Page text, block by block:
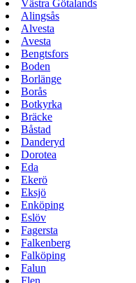
Västra Götalands
Alingsås
Alvesta
Avesta
Bengtsfors
Boden
Borlänge
Borås
Botkyrka
Bräcke
Båstad
Danderyd
Dorotea
Eda
Ekerö
Eksjö
Enköping
Eslöv
Fagersta
Falkenberg
Falköping
Falun
Flen